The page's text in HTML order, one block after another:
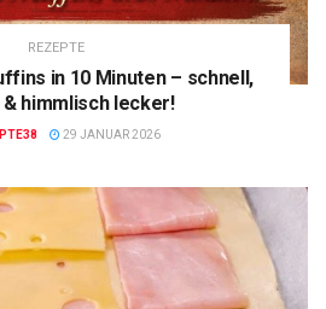
REZEPTE
in 10 Minuten – schnell,
himmlisch lecker!
29 JANUAR 2026